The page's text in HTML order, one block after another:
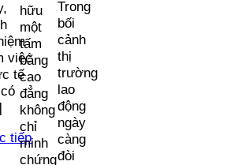
việc
tế
tiếp
hữu
một
tấm
bằng
cao
đẳng
không
chỉ
minh
chứng
Trong
bối
cảnh
thị
trường
lao
động
ngày
càng
đòi